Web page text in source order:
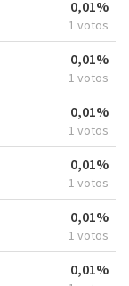
0,01%
1 votos
0,01%
1 votos
0,01%
1 votos
0,01%
1 votos
0,01%
1 votos
0,01%